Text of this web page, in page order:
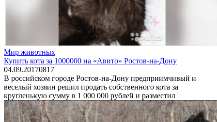
Мир животных
Купить кота за 1000000 на «Авито» Ростов-на-Дону
04.09.20170817
В российском городе Ростов-на-Дону предприимчивый и
веселый хозяин решил продать собственного кота за
кругленькую сумму в 1 000 000 рублей и разместил